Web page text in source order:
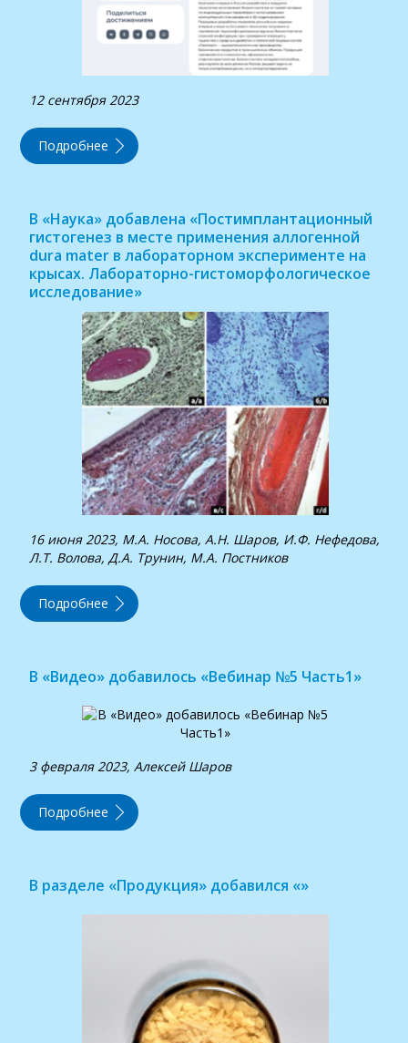
12 сентября 2023
Подробнее
В «Наука» добавлена «Постимплантационный
гистогенез в месте применения аллогенной
dura mater в лабораторном эксперименте на
крысах. Лабораторно-гистоморфологическое
исследование»
16 июня 2023, М.А. Носова, А.Н. Шаров, И.Ф. Нефедова,
Л.Т. Волова, Д.А. Трунин, М.А. Постников
Подробнее
В «Видео» добавилось «Вебинар №5 Часть1»
3 февраля 2023, Алексей Шаров
Подробнее
В разделе «Продукция» добавился «»